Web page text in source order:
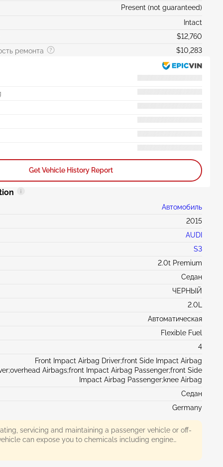
Present (not guaranteed)
Intact
$12,760
ремонта
$10,283
Get Vehicle History Report
Автомобиль
2015
AUDI
S3
2.0t Premium
Седан
ЧЕРНЫЙ
2.0L
Автоматическая
Flexible Fuel
4
Front Impact Airbag Driver;front Side Impact Airbag
Airbags;front Impact Airbag Passenger;front Side
Impact Airbag Passenger;knee Airbag
Седан
Germany
servicing and maintaining a passenger vehicle or off-
can expose you to chemicals including engine
phthalates, and lead, which are known to the